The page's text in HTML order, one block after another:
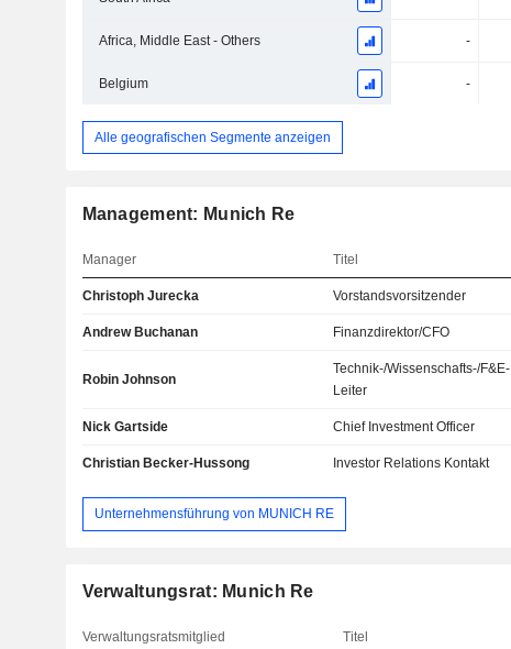
Africa, Middle East - Others -
Belgium -
Alle geografischen Segmente anzeigen
Management: Munich Re
Manager Titel
Christoph Jurecka Vorstandsvorsitzender
Andrew Buchanan Finanzdirektor/CFO
Robin Johnson
Technik-/Wissenschafts-/F&E-
Leiter
Nick Gartside Chief Investment Officer
Christian Becker-Hussong Investor Relations Kontakt
Unternehmensführung von MUNICH RE
Verwaltungsrat: Munich Re
Verwaltungsratsmitglied Titel